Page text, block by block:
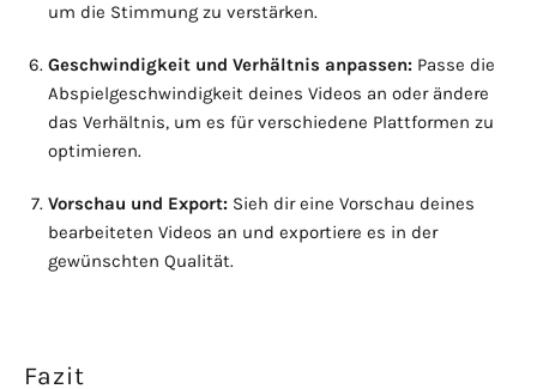
um die Stimmung zu verstärken.
Geschwindigkeit und Verhältnis anpassen: Passe die
Abspielgeschwindigkeit deines Videos an oder ändere
das Verhältnis, um es für verschiedene Plattformen zu
optimieren.
Vorschau und Export: Sieh dir eine Vorschau deines
bearbeiteten Videos an und exportiere es in der
gewünschten Qualität.
Fazit